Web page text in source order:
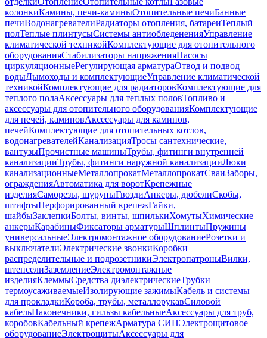
колонкиКамины, печи-каминыОтопительные печиБанные
печиВодонагревателиРадиаторы отопления, батареиТеплый
полТеплые плинтусыСистемы антиобледененияУправление
климатической техникойКомплектующие для отопительного
оборудованияСтабилизаторы напряженияНасосы
циркуляционныеРегулирующая арматураОтвод и подвод
водыДымоходы и комплектующиеУправление климатической
техникойКомплектующие для радиаторовКомплектующие для
теплого полаАксессуары для теплых половТопливо и
аксессуары для отопительного оборудованияКомплектующие
для печей, каминовАксессуары для каминов,
печейКомплектующие для отопительных котлов,
водонагревателейКанализацияТросы сантехнические,
вантузыПрочистные машиныТрубы, фитинги внутренней
канализацииТрубы, фитинги наружной канализацииЛюки
канализационныеМеталлопрокатМеталлопрокатСваиЗаборы,
огражденияАвтоматика для воротКрепежные
изделияСаморезы, шурупыГвоздиАнкеры, дюбелиСкобы,
штифтыПерфорированный крепежГайки,
шайбыЗаклепкиБолты, винты, шпилькиХомутыХимические
анкерыКарабиныФиксаторы арматурыШплинтыПружины
универсальныеЭлектромонтажное оборудованиеРозетки и
выключателиЭлектрические звонкиКоробки
распределительные и подрозетникиЭлектропатроныВилки,
штепселиЗаземлениеЭлектромонтажные
изделияКлеммыСредства диэлектрическиеТрубки
термоусаживаемыеИзолирующие зажимыКабель и системы
для прокладкиКороба, трубы, металлорукавСиловой
кабельНаконечники, гильзы кабельныеАксессуары для труб,
коробовКабельный крепежАрматура СИПЭлектрощитовое
оборудованиеЭлектрощитыАксессуары для